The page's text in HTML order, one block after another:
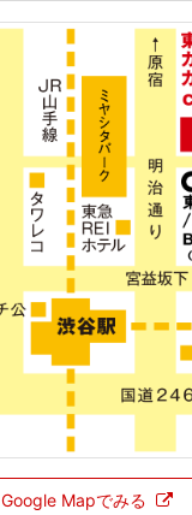
Google Mapでみる